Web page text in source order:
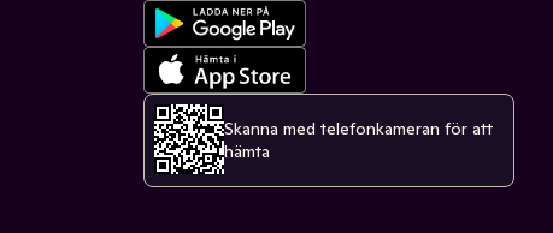
Skanna med telefonkameran för att
hämta